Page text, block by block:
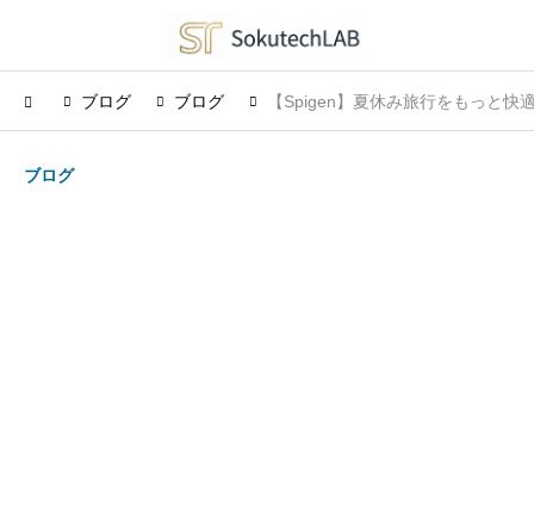
ブログ ブログ 【Spigen】夏休み旅行をもっと快
ブログ